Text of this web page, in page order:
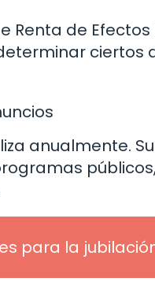
Renta de
ciertos
anualmente.
para la